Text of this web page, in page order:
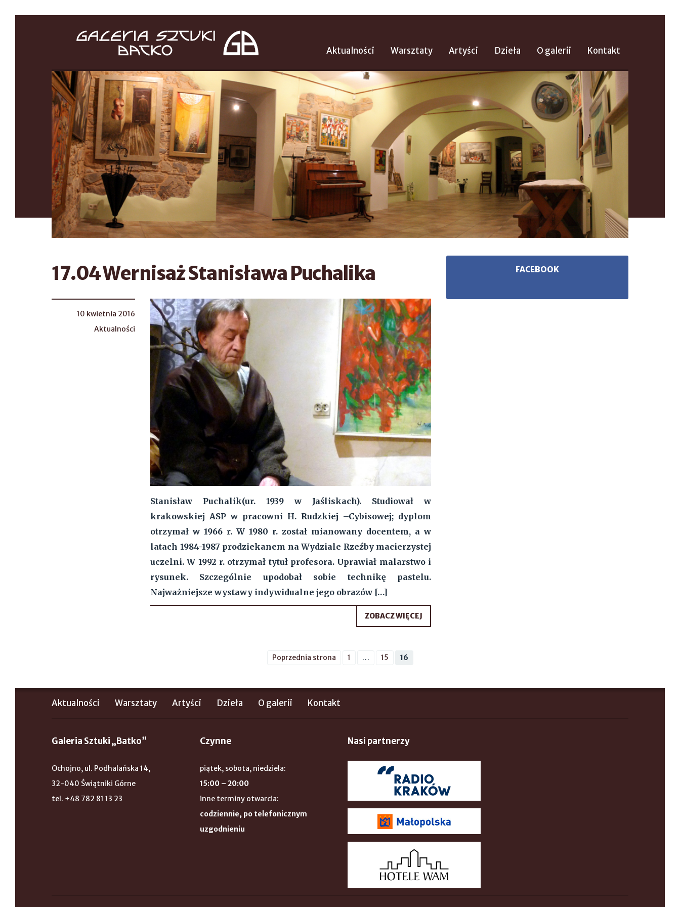
Aktualności Warsztaty Artyści Dzieła O galerii Kontakt
17.04 Wernisaż Stanisława Puchalika
10 kwietnia 2016
Aktualności
Stanisław Puchalik(ur. 1939 w Jaśliskach). Studiował w
krakowskiej ASP w pracowni H. Rudzkiej –Cybisowej; dyplom
otrzymał w 1966 r. W 1980 r. został mianowany docentem, a w
latach 1984-1987 prodziekanem na Wydziale Rzeźby macierzystej
uczelni. W 1992 r. otrzymał tytuł profesora. Uprawiał malarstwo i
rysunek. Szczególnie upodobał sobie technikę pastelu.
Najważniejsze wystawy indywidualne jego obrazów […]
ZOBACZ WIĘCEJ
FACEBOOK
Poprzednia strona 1 … 15 16
Aktualności Warsztaty Artyści Dzieła O galerii Kontakt
Galeria Sztuki „Batko”
Ochojno, ul. Podhalańska 14,
32-040 Świątniki Górne
tel. +48 782 81 13 23
Czynne
piątek, sobota, niedziela:
15:00 – 20:00
inne terminy otwarcia:
codziennie, po telefonicznym
uzgodnieniu
Nasi partnerzy